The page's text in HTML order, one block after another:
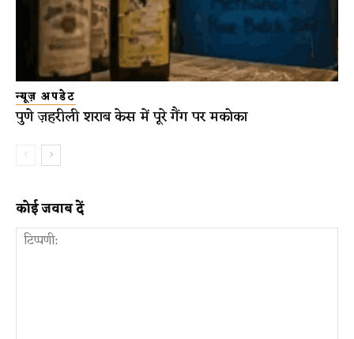
न्यूज़ अपडेट
पुणे ज़हरीली शराब केस में पूरे गैंग पर मकोका
कोई जवाब दें